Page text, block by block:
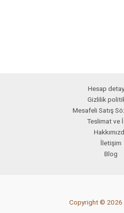
PCI-DSS Ödeme
Hesap
Gizlilik
Mesafeli Satış
Teslimat ve
İletişim
Blog
Copyright © 2026